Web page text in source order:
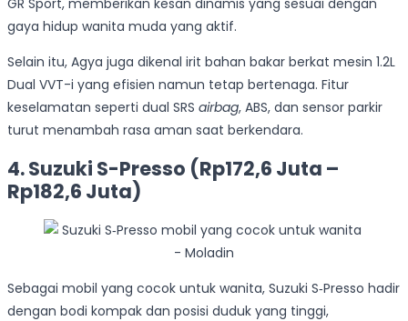
gaya hidup wanita muda yang aktif.
Selain itu, Agya juga dikenal irit bahan bakar berkat mesin 1.2L
Dual VVT-i yang efisien namun tetap bertenaga. Fitur
keselamatan seperti dual SRS airbag, ABS, dan sensor parkir
turut menambah rasa aman saat berkendara.
4. Suzuki S-Presso (Rp172,6 Juta –
Rp182,6 Juta)
Sebagai mobil yang cocok untuk wanita, Suzuki S‑Presso hadir
dengan bodi kompak dan posisi duduk yang tinggi,